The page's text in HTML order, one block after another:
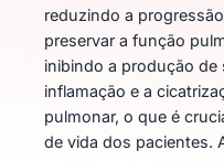
reduzindo a
preservar a função
inibindo a produção
inflamação e a
pulmonar, o que é
de vida dos pacientes.